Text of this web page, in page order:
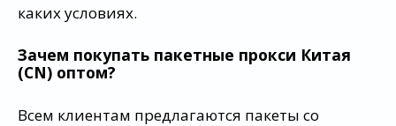
каких условиях.
Зачем покупать пакетные прокси Китая
(CN) оптом?
Всем клиентам предлагаются пакеты со